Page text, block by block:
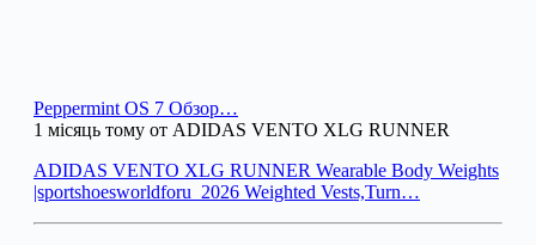
Peppermint OS 7 Обзор…
1 місяць тому от ADIDAS VENTO XLG RUNNER
ADIDAS VENTO XLG RUNNER Wearable Body Weights
|sportshoesworldforu_2026 Weighted Vests,Turn…